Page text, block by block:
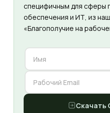
специфичным для сферы
обеспечения и ИТ, из
«Благополучие на
Скачать